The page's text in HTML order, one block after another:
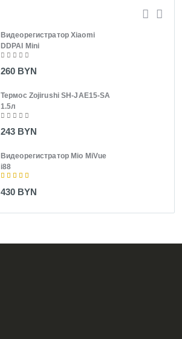
Видеорегистратор Xiaomi
DDPAI Mini
260 BYN
Термос Zojirushi SH-JAE15-SA
1.5л
243 BYN
Видеорегистратор Mio MiVue
i88
430 BYN